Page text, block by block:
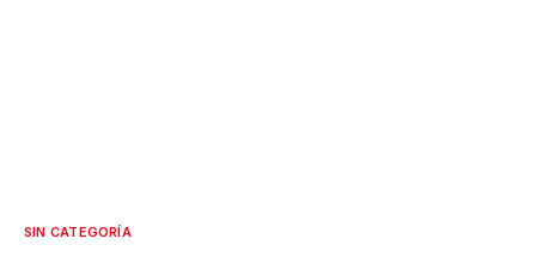
SIN CATEGORÍA